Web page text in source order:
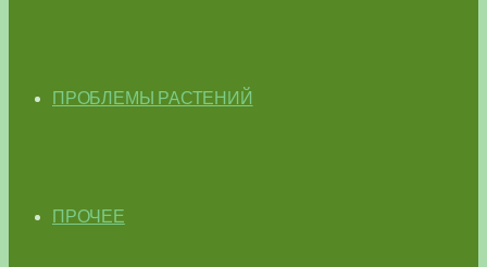
ПРОБЛЕМЫ РАСТЕНИЙ
ПРОЧЕЕ